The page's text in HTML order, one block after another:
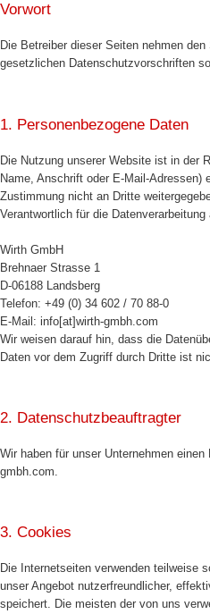
Vorwort
Die Betreiber dieser Seiten nehmen
gesetzlichen Datenschutzvorschriften
1. Personenbezogene Daten
Die Nutzung unserer Website ist in der
Name, Anschrift oder E-Mail-
Zustimmung nicht an Dritte
Verantwortlich für die
Wirth GmbH
Brehnaer Strasse 1
D-06188 Landsberg
Telefon: +49 (0) 34 602 / 70 88-0
E-Mail: info[at]wirth-gmbh.com
Wir weisen darauf hin, dass die
Daten vor dem Zugriff durch Dritte ist
2. Datenschutzbeauftragter
Wir haben für unser Unternehmen
gmbh.com.
3. Cookies
Die Internetseiten verwenden teilweise
unser Angebot nutzerfreundlicher,
speichert. Die meisten der von uns